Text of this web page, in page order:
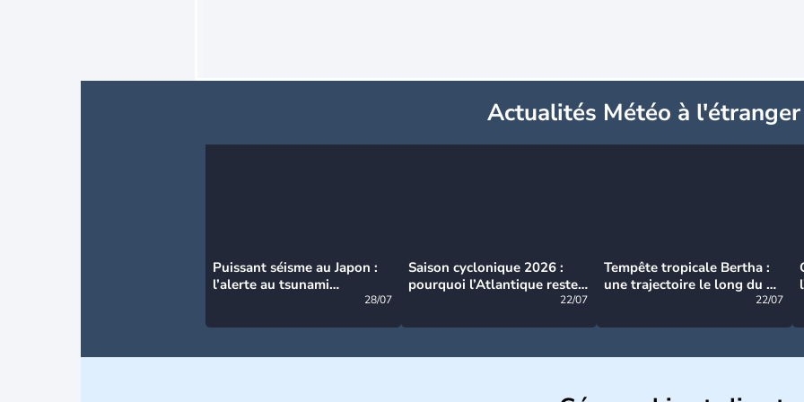
Actualités Météo à l'étranger
Puissant séisme au Japon :
l’alerte au tsunami
28/07
Saison cyclonique 2026 :
pourquoi l’Atlantique reste
22/07
Tempête tropicale Bertha :
une trajectoire le long du du
22/07